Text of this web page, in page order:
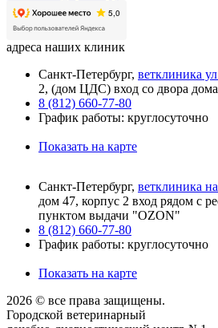
адреса наших клиник
Санкт-Петербург, ветклиника
2, (дом ЦДС) вход со двора дома
8 (812) 660-77-80
График работы: круглосуточно
Показать на карте
Санкт-Петербург, ветклиника
дом 47, корпус 2 вход рядом с
пунктом выдачи "OZON"
8 (812) 660-77-80
График работы: круглосуточно
Показать на карте
2026 © все права защищены.
Городской ветеринарный